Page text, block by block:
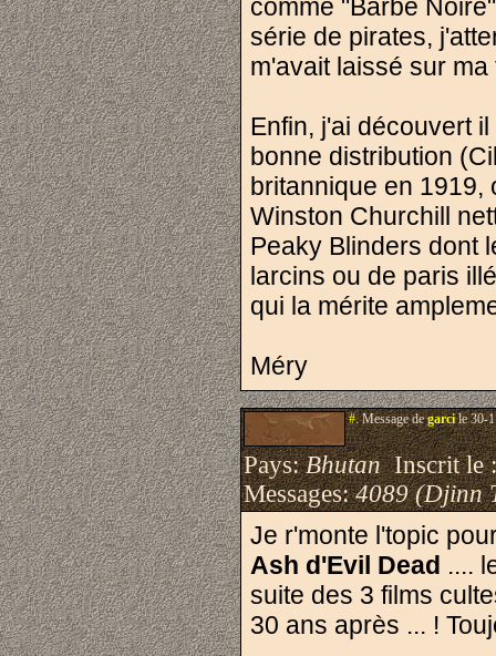
comme "Barbe
série de pirates,
m'avait laissé sur ma
Enfin, j'ai découvert
bonne distribution
britannique en 1919,
Winston Churchill
Peaky Blinders dont
larcins ou de paris
qui la mérite
Méry
#.Message degarcile 30-
Pays:BhutanInscrit le
Messages:4089 (Djinn
Je r'monte l'topic
Ash d'Evil Dead ....
suite des 3 films
30 ans après ... !